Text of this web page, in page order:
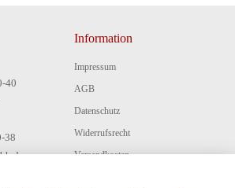
40
38
Information
Impressum
AGB
Datenschutz
Widerrufsrecht
Versandkosten